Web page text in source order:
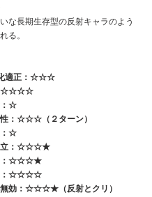
期生存型の反射キャラのよう
る。
化適正：☆☆☆
☆☆☆☆
☆
：☆☆☆（２ターン）
☆
立：☆☆☆★
：☆☆☆★
：☆☆☆☆
効：☆☆☆★（反射とクリ）